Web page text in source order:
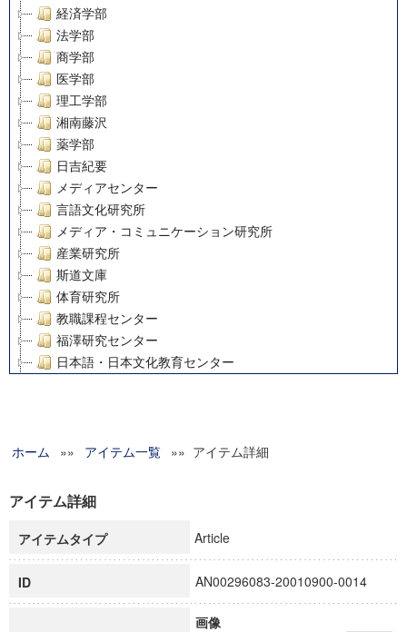
経済学部
法学部
商学部
医学部
理工学部
湘南藤沢
薬学部
日吉紀要
メディアセンター
言語文化研究所
メディア・コミュニケーション研究所
産業研究所
斯道文庫
体育研究所
教職課程センター
福澤研究センター
日本語・日本文化教育センター
グローバルリサーチインスティテュート
科学研究費補助金研究成果報告書
慶應義塾大学グローバルCOEプログラム市民社会ガバナンス
慶應義塾大学グローバルCOEプログラム論理と感性の先端的
博士課程教育リーディングプログラム「超成熟社会発展のサ
学術雑誌掲載論文等(8)
ホーム »» アイテム一覧 »» アイテム詳細
アイテム詳細
アイテムタイプ Article
ID AN00296083-20010900-0014
画像